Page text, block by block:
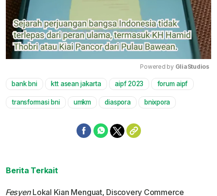
Mute
Powered by GliaStudios
bank bni ktt asean jakarta aipf 2023 forum aipf
transformasi bni umkm diaspora bnixpora
Berita Terkait
FesyenLokal Kian Menguat, Discovery Commerce